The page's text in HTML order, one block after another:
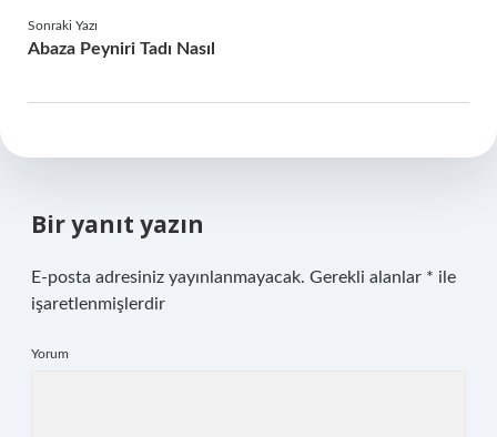
Sonraki Yazı
Abaza Peyniri Tadı Nasıl
Bir yanıt yazın
E-posta adresiniz yayınlanmayacak. Gerekli alanlar * ile
işaretlenmişlerdir
Yorum